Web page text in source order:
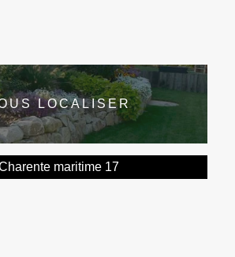
LOCALISER
maritime 17